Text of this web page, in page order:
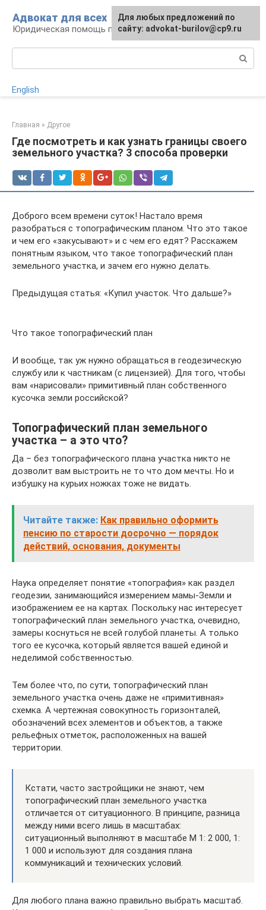
контенту
Адвокат для всех
Юридическая помощь по любому вопросу
English
Главная » Другое
Где посмотреть и как узнать границы своего
земельного участка? 3 способа проверки
Доброго всем времени суток! Настало время
разобраться с топографическим планом. Что это такое
и чем его «закусывают» и с чем его едят? Расскажем
понятным языком, что такое топографический план
земельного участка, и зачем его нужно делать.
Предыдущая статья: «Купил участок. Что дальше?»
Что такое топографический план
И вообще, так уж нужно обращаться в геодезическую
службу или к частникам (с лицензией). Для того, чтобы
вам «нарисовали» примитивный план собственного
кусочка земли российской?
Топографический план земельного
участка – а это что?
Да – без топографического плана участка никто не
дозволит вам выстроить не то что дом мечты. Но и
избушку на курьих ножках тоже не видать.
Читайте также: Как правильно оформить
пенсию по старости досрочно — порядок
действий, основания, документы
Наука определяет понятие «топография» как раздел
геодезии, занимающийся измерением мамы-Земли и
изображением ее на картах. Поскольку нас интересует
топографический план земельного участка, очевидно,
замеры коснуться не всей голубой планеты. А только
того ее кусочка, который является вашей единой и
неделимой собственностью.
Тем более что, по сути, топографический план
земельного участка очень даже не «примитивная»
схемка. А чертежная совокупность горизонталей,
обозначений всех элементов и объектов, а также
рельефных отметок, расположенных на вашей
территории.
Кстати, часто застройщики не знают, чем
топографический план земельного участка
отличается от ситуационного. В принципе, разница
между ними всего лишь в масштабах:
ситуационный выполняют в масштабе М 1: 2 000, 1:
1 000 и используют для создания плана
коммуникаций и технических условий.
Для любого плана важно правильно выбрать масштаб.
Для любых предложений по
сайту: advokat-burilov@cp9.ru